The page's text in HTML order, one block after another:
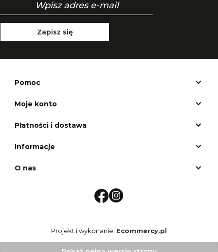
Zapisz się
Pomoc
Moje konto
Płatności i dostawa
Informacje
O nas
Projekt i wykonanie: Ecommercy.pl